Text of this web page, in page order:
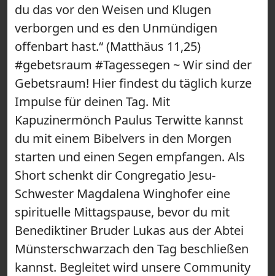
du das vor den Weisen und Klugen
verborgen und es den Unmündigen
offenbart hast.“ (Matthäus 11,25)
#gebetsraum #Tagessegen ~ Wir sind der
Gebetsraum! Hier findest du täglich kurze
Impulse für deinen Tag. Mit
Kapuzinermönch Paulus Terwitte kannst
du mit einem Bibelvers in den Morgen
starten und einen Segen empfangen. Als
Short schenkt dir Congregatio Jesu-
Schwester Magdalena Winghofer eine
spirituelle Mittagspause, bevor du mit
Benediktiner Bruder Lukas aus der Abtei
Münsterschwarzach den Tag beschließen
kannst. Begleitet wird unsere Community